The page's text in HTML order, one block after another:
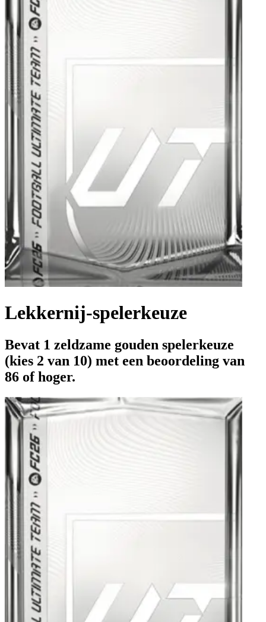
Lekkernij-spelerkeuze
Bevat 1 zeldzame gouden spelerkeuze
(kies 2 van 10) met een beoordeling van
86 of hoger.